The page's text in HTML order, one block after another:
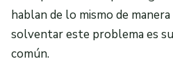
hablan de lo mismo de
solventar este problema es
común.